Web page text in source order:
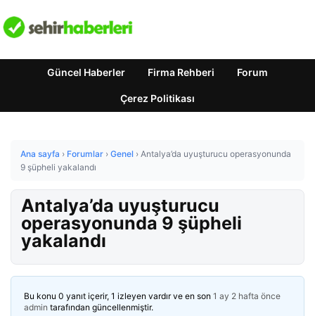
Güncel Haberler Firma Rehberi Forum
Çerez Politikası
Ana sayfa › Forumlar › Genel › Antalya’da uyuşturucu operasyonunda
9 şüpheli yakalandı
Antalya’da uyuşturucu
operasyonunda 9 şüpheli
yakalandı
Bu konu 0 yanıt içerir, 1 izleyen vardır ve en son 1 ay 2 hafta önce
admin tarafından güncellenmiştir.